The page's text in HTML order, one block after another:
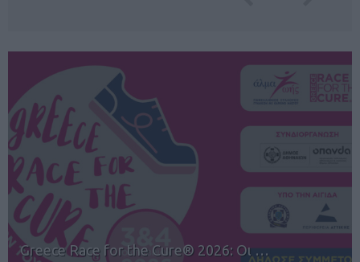
12ος TUI Rhodes Marathon: Άνοιγμα ε…